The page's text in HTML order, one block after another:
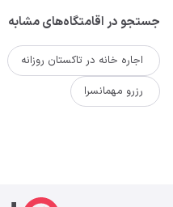
جستجو در اقامتگاه‌های مشابه
اجاره خانه در تاکستان روزانه
رزرو مهمانسرا